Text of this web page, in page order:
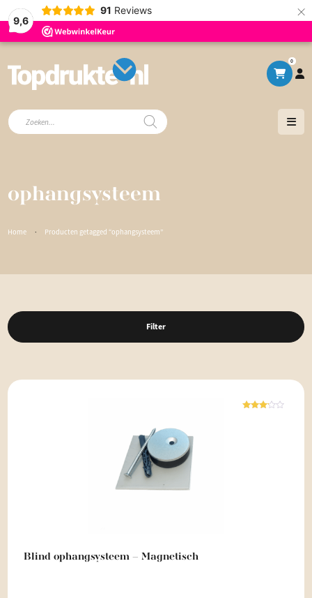
9,6
91 Reviews ×
0
Producten
zoeken
ophangsysteem
Home · Producten getagged “ophangsysteem”
Filter
Blind ophangsysteem – Magnetisch